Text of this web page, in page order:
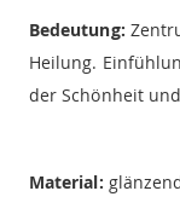
Bedeutung:
Heilung.
der Schönheit
Material: